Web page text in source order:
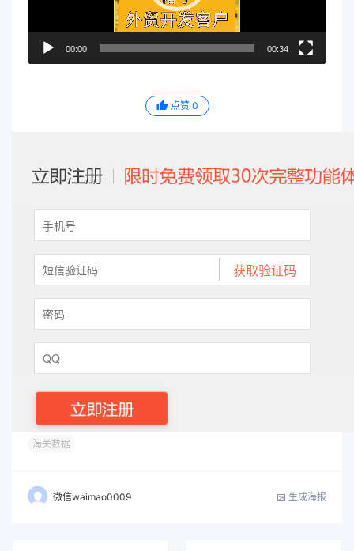
00:00 00:34
点赞 0
海关数据
微信waimao0009 生成海报